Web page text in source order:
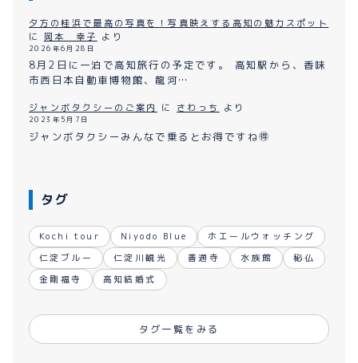
夕方の桂浜で最高の写真を！写真映えする高知の魅力スポット
に 岡本 幸子 より
2026年6月28日
8月2日に一泊で高知旅行の予定です。 高知駅から、香味
市西日本自動車博物館、龍河…
ジャンボタクシーのご案内 に さわっち より
2023年5月7日
ジャンボタクシーみんなで乗るとお得ですね🉐
タグ
Kochi tour Niyodo Blue
ホエールウォッチング
仁淀ブルー
仁淀川観光 善通寺 水族館
秘仏
金剛福寺
高知結婚式
タグ一覧をみる